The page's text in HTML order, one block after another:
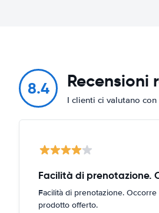
8.4 Recensioni
I clienti ci valutano con
Facilità di prenotazione.
Facilità di prenotazione.
prodotto offerto.